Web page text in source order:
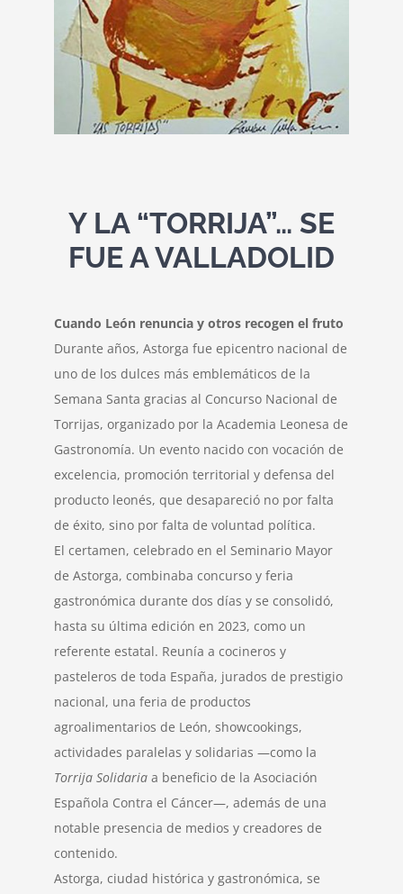
Política de cookies
Contacto
Y LA “TORRIJA”… SE
FUE A VALLADOLID
Cuando León renuncia y otros recogen el fruto
Durante años, Astorga fue epicentro nacional de
uno de los dulces más emblemáticos de la
Semana Santa gracias al Concurso Nacional de
Torrijas, organizado por la Academia Leonesa de
Gastronomía. Un evento nacido con vocación de
excelencia, promoción territorial y defensa del
producto leonés, que desapareció no por falta
de éxito, sino por falta de voluntad política.
El certamen, celebrado en el Seminario Mayor
de Astorga, combinaba concurso y feria
gastronómica durante dos días y se consolidó,
hasta su última edición en 2023, como un
referente estatal. Reunía a cocineros y
pasteleros de toda España, jurados de prestigio
nacional, una feria de productos
agroalimentarios de León, showcookings,
actividades paralelas y solidarias —como la
Torrija Solidaria a beneficio de la Asociación
Española Contra el Cáncer—, además de una
notable presencia de medios y creadores de
contenido.
Astorga, ciudad histórica y gastronómica, se